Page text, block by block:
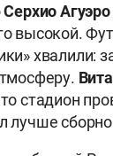
Серхио Агуэро
высокой.
хвалили:
стадион
лучше